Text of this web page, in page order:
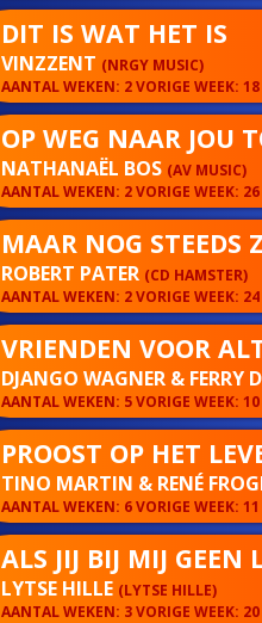
DIT IS WAT HET IS
VINZZENT (NRGY MUSIC)
AANTAL WEKEN: 2 VORIGE WEEK: 18
OP WEG NAAR JOU
NATHANAËL BOS (AV MUSIC)
AANTAL WEKEN: 2 VORIGE WEEK: 26
MAAR NOG STEEDS
ROBERT PATER (CD HAMSTER)
AANTAL WEKEN: 2 VORIGE WEEK: 24
VRIENDEN VOOR
DJANGO WAGNER & FERRY
AANTAL WEKEN: 5 VORIGE WEEK: 10
PROOST OP HET
TINO MARTIN & RENÉ
AANTAL WEKEN: 6 VORIGE WEEK: 11
ALS JIJ BIJ MIJ GEEN
LYTSE HILLE (LYTSE HILLE)
AANTAL WEKEN: 3 VORIGE WEEK: 20